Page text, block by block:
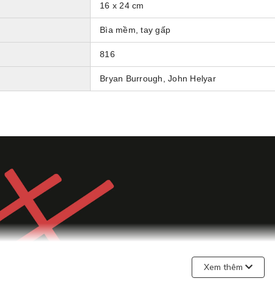
16 x 24 cm
Bìa mềm, tay gấp
816
Bryan Burrough, John Helyar
Xem thêm